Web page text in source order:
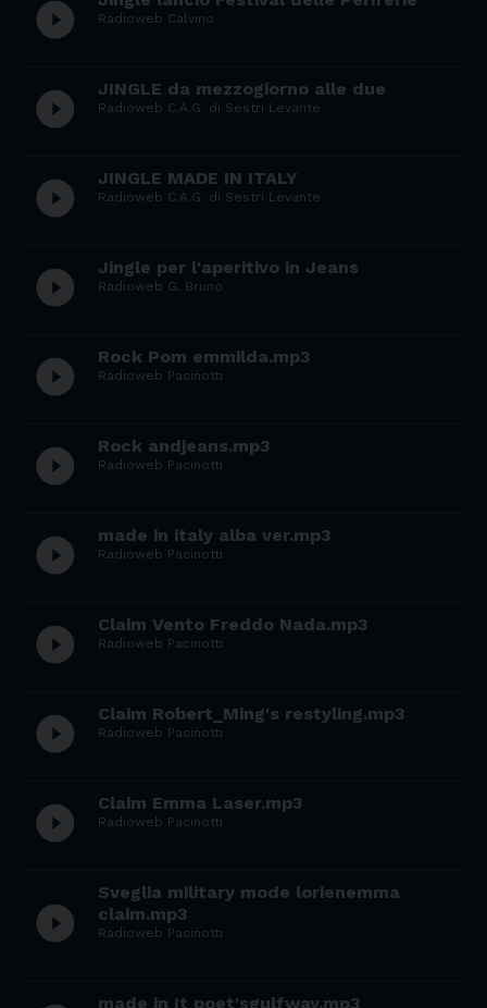
play_circle_filled Radioweb Calvino
play_circle_filled JINGLE da mezzogiorno alle due
Radioweb C.A.G. di Sestri Levante
play_circle_filled JINGLE MADE IN ITALY
Radioweb C.A.G. di Sestri Levante
play_circle_filled Jingle per l'aperitivo in Jeans
Radioweb G. Bruno
play_circle_filled Rock Pom emmilda.mp3
Radioweb Pacinotti
play_circle_filled Rock andjeans.mp3
Radioweb Pacinotti
play_circle_filled made in italy alba ver.mp3
Radioweb Pacinotti
play_circle_filled Claim Vento Freddo Nada.mp3
Radioweb Pacinotti
play_circle_filled Claim Robert_Ming's restyling.mp3
Radioweb Pacinotti
play_circle_filled Claim Emma Laser.mp3
Radioweb Pacinotti
play_circle_filled
Sveglia military mode lorienemma
claim.mp3
Radioweb Pacinotti
made in It poet'sgulfway.mp3